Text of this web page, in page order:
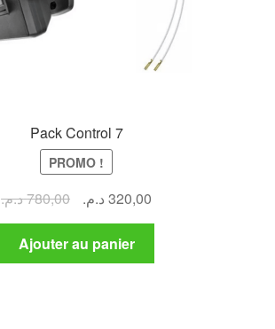
Pack Control 7
PROMO !
780,00د.م.
Le
prix
initial
était :
320,00 د.م.
Le
prix
est :
Ajouter au panier